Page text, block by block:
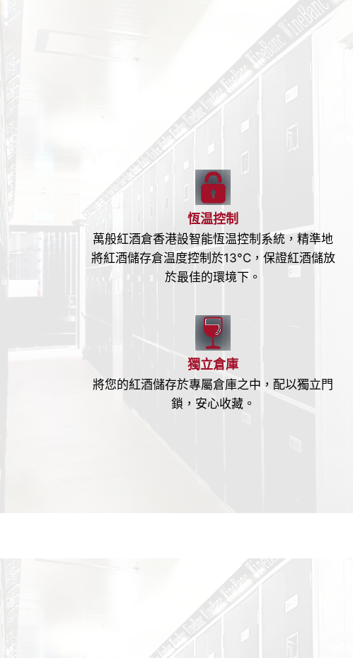
恆温控制
萬般紅酒倉香港設智能恆温控制系統，精準地
將紅酒儲存倉温度控制於13°C，保證紅酒儲放
於最佳的環境下。
獨立倉庫
將您的紅酒儲存於專屬倉庫之中，配以獨立門
鎖，安心收藏。